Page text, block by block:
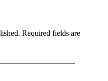
Required fields are